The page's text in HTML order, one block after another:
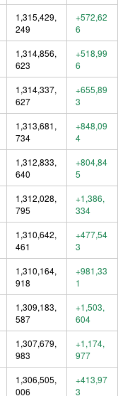
1,315,429,
249
+572,62
6
1,314,856,
623
+518,99
6
1,314,337,
627
+655,89
3
1,313,681,
734
+848,09
4
1,312,833,
640
+804,84
5
1,312,028,
795
+1,386,
334
1,310,642,
461
+477,54
3
1,310,164,
918
+981,33
1
1,309,183,
587
+1,503,
604
1,307,679,
983
+1,174,
977
1,306,505,
006
+413,97
3